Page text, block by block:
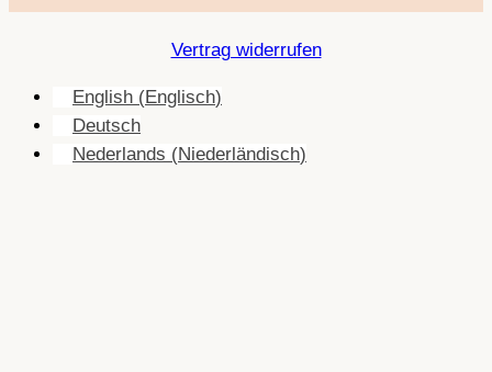
Vertrag widerrufen
English (Englisch)
Deutsch
Nederlands (Niederländisch)